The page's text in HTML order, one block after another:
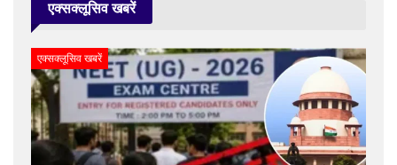
एक्सक्लूसिव खबरें
एक्सक्लूसिव खबरें